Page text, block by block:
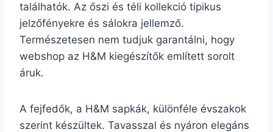
találhatók. Az őszi és téli kollekció tipikus
jelzőfényekre és sálokra jellemző.
Természetesen nem tudjuk garantálni, hogy
webshop az H&M kiegészítők említett sorolt
áruk.
A fejfedők, a H&M sapkák, különféle évszakok
szerint készültek. Tavasszal és nyáron elegáns